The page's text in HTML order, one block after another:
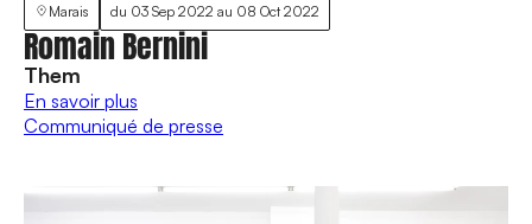
Marais du 03 Sep 2022 au 08 Oct 2022
Romain Bernini
Them
En savoir plus
Communiqué de presse